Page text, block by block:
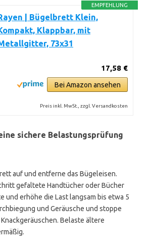
EMPFEHLUNG
| Bügelbrett Klein,
Klappbar, mit
73x31
17,58 €
Bei Amazon ansehen
Preis inkl. MwSt., zzgl. Versandkosten
sichere Belastungsprüfung
auf und entferne das Bügeleisen.
gefaltete Handtücher oder Bücher
und erhöhe die Last langsam bis etwa 5
und Geräusche und stoppe
Belaste ältere